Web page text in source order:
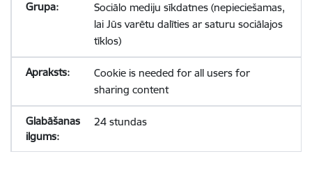
Sociālo mediju sīkdatnes (nepieciešamas,
lai Jūs varētu dalīties ar saturu sociālajos
tīklos)
Cookie is needed for all users for
sharing content
24 stundas